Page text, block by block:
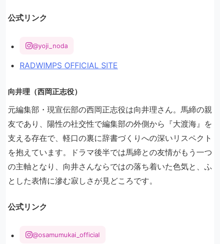
公式リンク
@yoji_noda
RADWIMPS OFFICIAL SITE
向井理（西岡正志役）
元編集部・現宣伝部の西岡正志役は向井理さん。馬締の親
友であり、陽性の社交性で編集部の外側から『大渡海』を
支える存在で、軽口の裏に辞書づくりへの深いリスペクト
を抱えています。ドラマ後半では馬締との友情がもう一つ
の主軸となり、向井さんならではの落ち着いた色気と、ふ
とした表情に滲む寂しさが見どころです。
公式リンク
@osamumukai_official